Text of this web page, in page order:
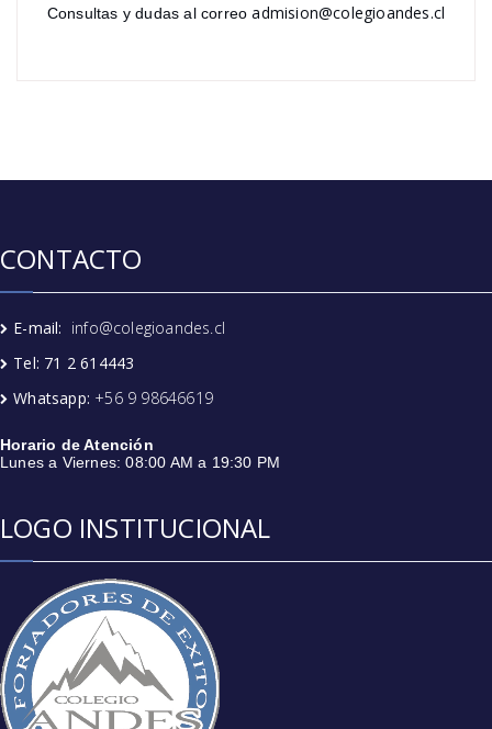
Consultas y dudas al correoadmision@colegioandes.cl
CONTACTO
E-mail: info@colegioandes.cl
Tel: 71 2 614443
Whatsapp: +56 9 98646619
Horario de Atención
Lunes a Viernes: 08:00 AM a 19:30 PM
LOGO INSTITUCIONAL